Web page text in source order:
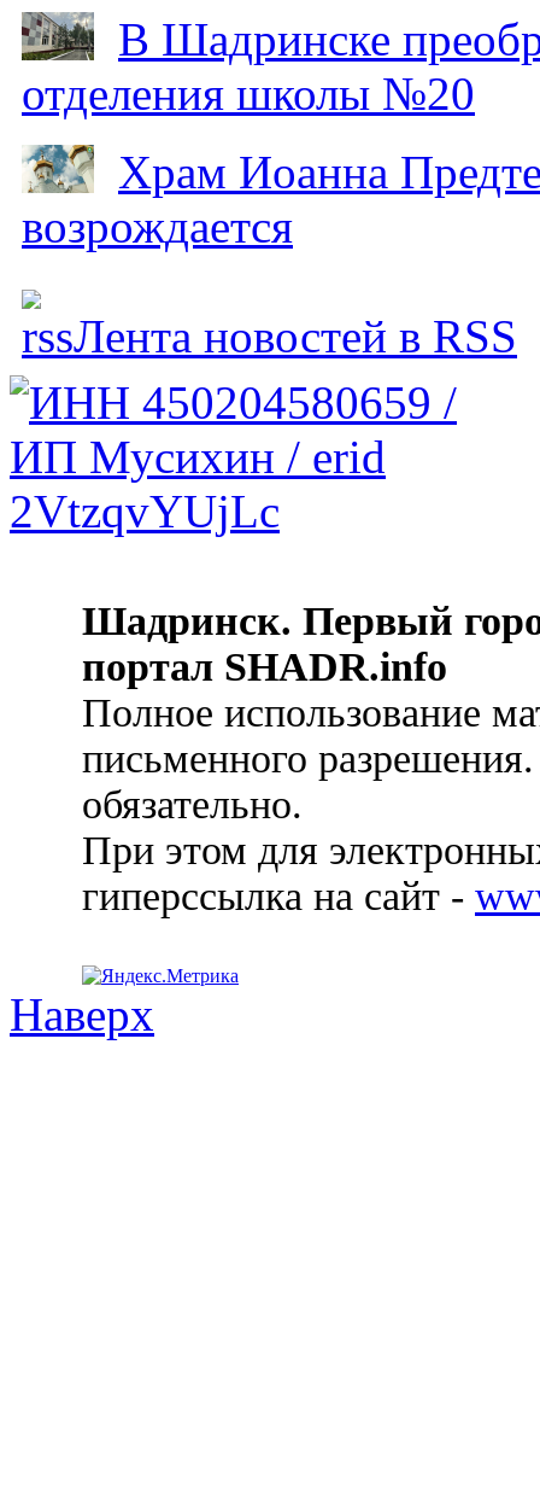
В Шадринске
отделения школы №20
Храм Иоанна
возрождается
Лента новостей в RSS
Шадринск. Первый
портал SHADR.info
Полное использование
письменного
обязательно.
При этом для
гиперссылка на сайт -
Наверх